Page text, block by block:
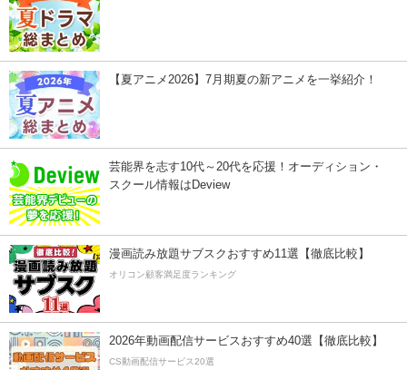
【夏アニメ2026】7月期夏の新アニメを一挙紹介！
芸能界を志す10代～20代を応援！オーディション・
スクール情報はDeview
漫画読み放題サブスクおすすめ11選【徹底比較】
オリコン顧客満足度ランキング
2026年動画配信サービスおすすめ40選【徹底比較】
CS動画配信サービス20選